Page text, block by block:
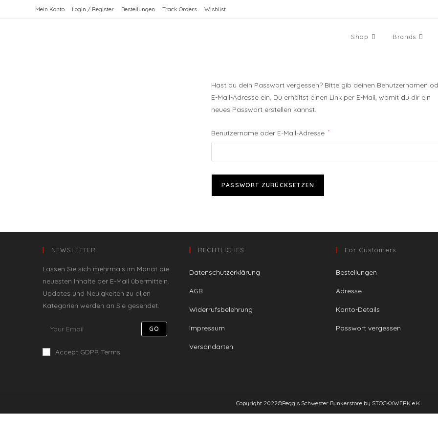
Mein Konto Login / Register Bestellungen Track Orders Wishlist
Shop Brands
Hast du dein Passwort vergessen? Bitte gib deinen Benutzernamen
E-Mail-Adresse ein. Du erhältst einen Link per E-Mail, womit du dir ein
neues Passwort erstellen kannst.
Benutzername oder E-Mail-Adresse *Erforderlich
PASSWORT ZURÜCKSETZEN
NEWSLETTER
Lassen Sie sich mehrmals im Monat die
neuesten Inhalte per E-Mail übermitteln.
Updates und Neuigkeiten zu allen
Kategorien werden an Sie gesendet.
GO
Accept GDPR Terms
RECHTLICHES
Datenschutzerklärung
AGB
Widerrufsbelehrung
Impressum
Versandarten
For Customers
Bestellungen
Adresse
Konto-Details
Passwort vergessen
Copyright 2022©️Peggis Schwester Bunkerstore by STOCKXWERK e.K.